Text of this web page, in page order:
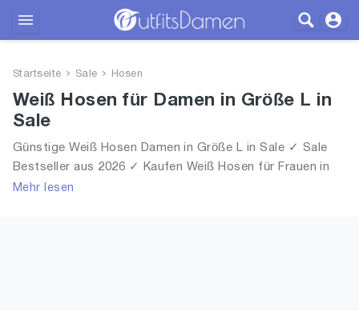
Bekleidung
Schuhe
Startseite Sale Hosen
Weiß Hosen für Damen in Größe L in
Sale
Günstige Weiß Hosen Damen in Größe L in Sale ✓ Sale
Bestseller aus 2026 ✓ Kaufen Weiß Hosen für Frauen in
Größe L in Sale!
Mehr lesen